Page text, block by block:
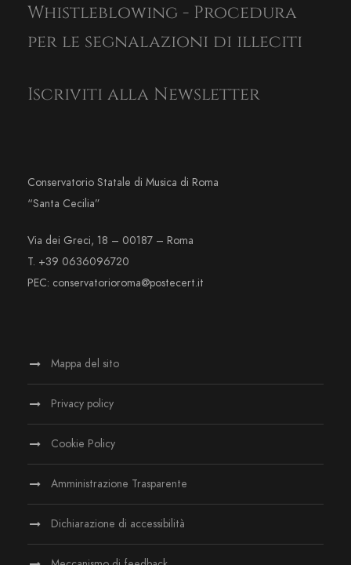
Whistleblowing - Procedura
per le segnalazioni di illeciti
Iscriviti alla Newsletter
Conservatorio Statale di Musica di Roma
“Santa Cecilia”
Via dei Greci, 18 – 00187 – Roma
T. +39 0636096720
PEC: conservatorioroma@postecert.it
Mappa del sito
Privacy policy
Cookie Policy
Amministrazione Trasparente
Dichiarazione di accessibilità